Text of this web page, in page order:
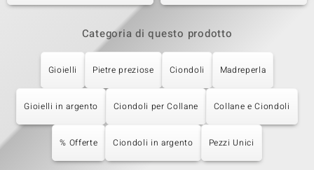
Categoria di questo prodotto
Gioielli Pietre preziose Ciondoli Madreperla
Gioielli in argento Ciondoli per Collane Collane e Ciondoli
% Offerte Ciondoli in argento Pezzi Unici